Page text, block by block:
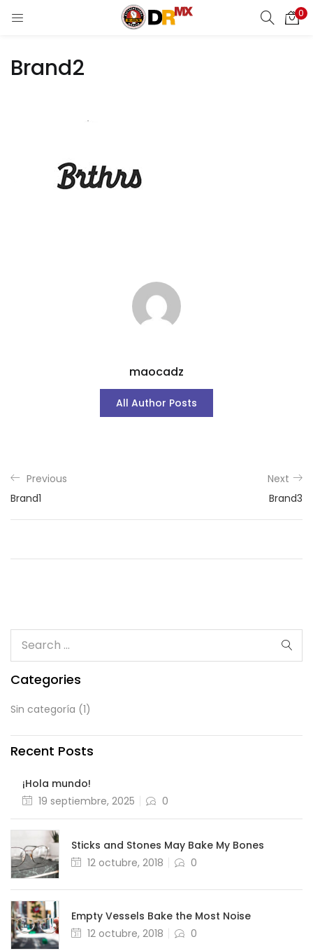
0
Brand2
maocadz
All Author Posts
Previous
Brand1
Next
Brand3
Categories
Sin categoría (1)
Recent Posts
¡Hola mundo!
Posted
19 septiembre, 2025 0
Sticks and Stones May Bake My Bones
Posted
12 octubre, 2018 0
Empty Vessels Bake the Most Noise
Posted
12 octubre, 2018 0
Enter your username and password to login.
Remember me